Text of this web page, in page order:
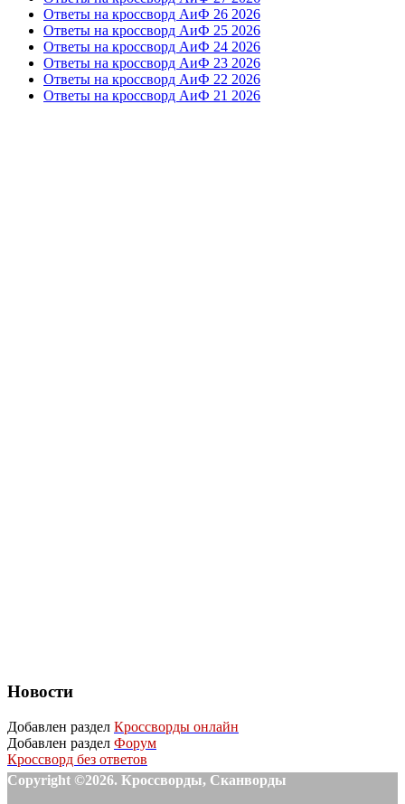
Ответы на кроссворд АиФ 26 2026
Ответы на кроссворд АиФ 25 2026
Ответы на кроссворд АиФ 24 2026
Ответы на кроссворд АиФ 23 2026
Ответы на кроссворд АиФ 22 2026
Ответы на кроссворд АиФ 21 2026
Новости
Добавлен раздел Кроссворды онлайн
Добавлен раздел Форум
Кроссворд без ответов
Copyright ©2026. Кроссворды, Сканворды